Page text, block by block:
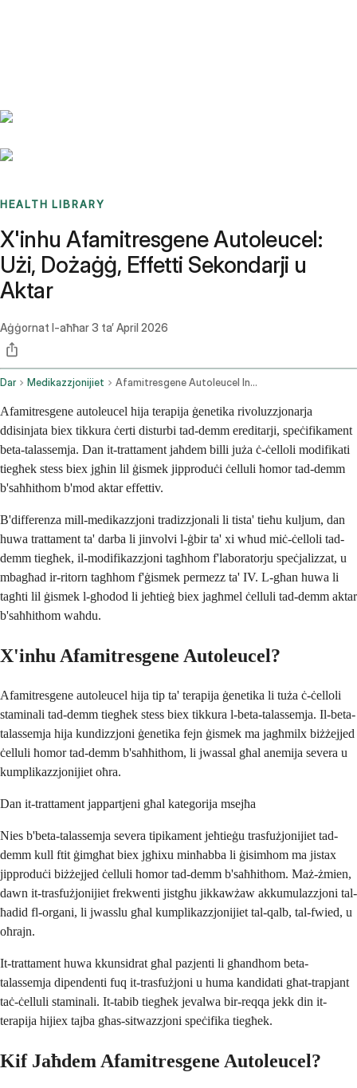
HEALTH LIBRARY
X'inhu Afamitresgene Autoleucel:
Użi, Dożaġġ, Effetti Sekondarji u
Aktar
Aġġornat l-aħħar3 ta’ April 2026
Dar Medikazzjonijiet Afamitresgene Autoleucel Intravenous Route
Afamitresgene autoleucel hija terapija ġenetika rivoluzzjonarja
ddisinjata biex tikkura ċerti disturbi tad-demm ereditarji, speċifikament
beta-talassemja. Dan it-trattament jaħdem billi juża ċ-ċelloli modifikati
tiegħek stess biex jgħin lil ġismek jipproduċi ċelluli ħomor tad-demm
b'saħħithom b'mod aktar effettiv.
B'differenza mill-medikazzjoni tradizzjonali li tista' tieħu kuljum, dan
huwa trattament ta' darba li jinvolvi l-ġbir ta' xi wħud miċ-ċelloli tad-
demm tiegħek, il-modifikazzjoni tagħhom f'laboratorju speċjalizzat, u
mbagħad ir-ritorn tagħhom f'ġismek permezz ta' IV. L-għan huwa li
tagħti lil ġismek l-għodod li jeħtieġ biex jagħmel ċelluli tad-demm aktar
b'saħħithom waħdu.
X'inhu Afamitresgene Autoleucel?
Afamitresgene autoleucel hija tip ta' terapija ġenetika li tuża ċ-ċelloli
staminali tad-demm tiegħek stess biex tikkura l-beta-talassemja. Il-beta-
talassemja hija kundizzjoni ġenetika fejn ġismek ma jagħmilx biżżejjed
ċelluli ħomor tad-demm b'saħħithom, li jwassal għal anemija severa u
kumplikazzjonijiet oħra.
Dan it-trattament jappartjeni għal kategorija msejħa
Nies b'beta-talassemja severa tipikament jeħtieġu trasfużjonijiet tad-
demm kull ftit ġimgħat biex jgħixu minħabba li ġisimhom ma jistax
jipproduċi biżżejjed ċelluli ħomor tad-demm b'saħħithom. Maż-żmien,
dawn it-trasfużjonijiet frekwenti jistgħu jikkawżaw akkumulazzjoni tal-
ħadid fl-organi, li jwasslu għal kumplikazzjonijiet tal-qalb, tal-fwied, u
oħrajn.
It-trattament huwa kkunsidrat għal pazjenti li għandhom beta-
talassemja dipendenti fuq it-trasfużjoni u huma kandidati għat-trapjant
taċ-ċelluli staminali. It-tabib tiegħek jevalwa bir-reqqa jekk din it-
terapija hijiex tajba għas-sitwazzjoni speċifika tiegħek.
Kif Jaħdem Afamitresgene Autoleucel?